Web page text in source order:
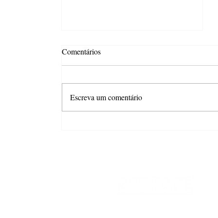
Comentários
Escreva um comentário